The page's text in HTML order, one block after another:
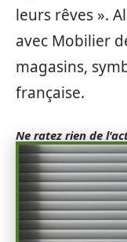
leurs rêves ».
avec Mobilier
magasins,
française.
Ne ratez rien de